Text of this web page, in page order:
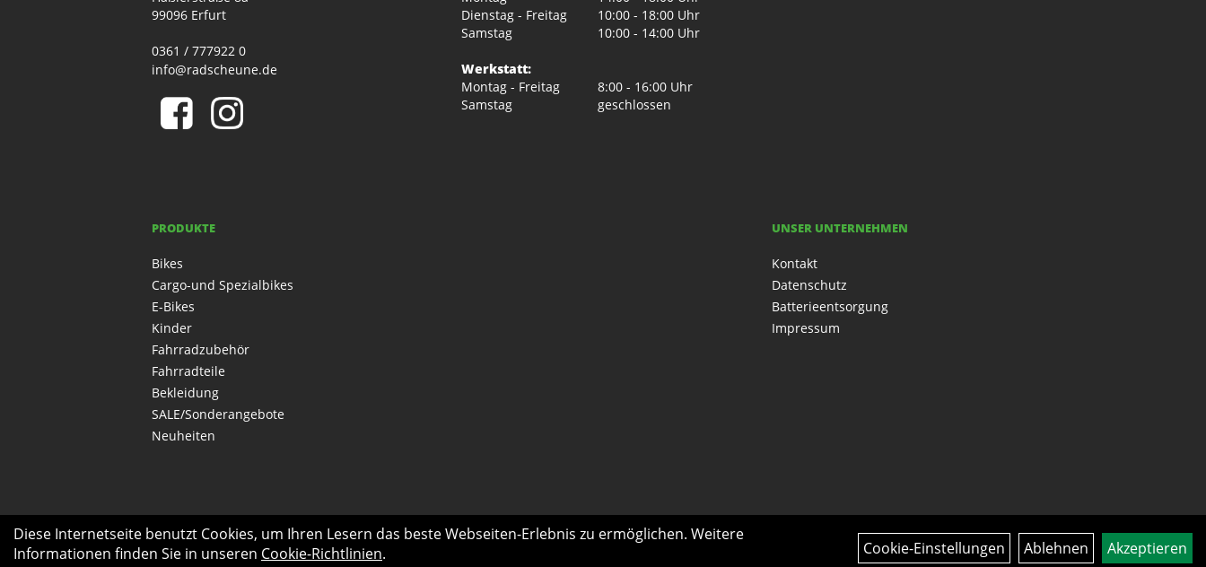
99096 Erfurt
0361 / 777922 0
info@radscheune.de
Dienstag - Freitag
10:00 - 18:00 Uhr
Samstag
10:00 - 14:00 Uhr
Werkstatt:
Montag - Freitag
8:00 - 16:00 Uhr
Samstag
geschlossen
PRODUKTE
Bikes
Cargo-und Spezialbikes
E-Bikes
Kinder
Fahrradzubehör
Fahrradteile
Bekleidung
SALE/Sonderangebote
Neuheiten
UNSER UNTERNEHMEN
Kontakt
Datenschutz
Batterieentsorgung
Impressum
Diese Internetseite benutzt Cookies, um Ihren Lesern das beste Webseiten-Erlebnis zu ermöglichen. Weitere
Informationen finden Sie in unseren Cookie-Richtlinien. Cookie-Einstellungen Ablehnen Akzeptieren